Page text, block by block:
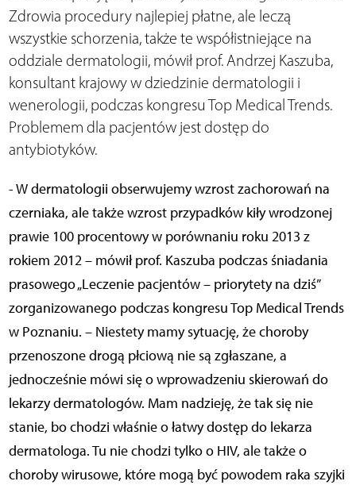
Zdrowia procedury najlepiej płatne, ale leczą
wszystkie schorzenia, także te współistniejące na
oddziale dermatologii, mówił prof. Andrzej Kaszuba,
konsultant krajowy w dziedzinie dermatologii i
wenerologii, podczas kongresu Top Medical Trends.
Problemem dla pacjentów jest dostęp do
antybiotyków.
- W dermatologii obserwujemy wzrost zachorowań na
czerniaka, ale także wzrost przypadków kiły wrodzonej
prawie 100 procentowy w porównaniu roku 2013 z
rokiem 2012 – mówił prof. Kaszuba podczas śniadania
prasowego „Leczenie pacjentów – priorytety na dziś”
zorganizowanego podczas kongresu Top Medical Trends
w Poznaniu. – Niestety mamy sytuację, że choroby
przenoszone drogą płciową nie są zgłaszane, a
jednocześnie mówi się o wprowadzeniu skierowań do
lekarzy dermatologów. Mam nadzieję, że tak się nie
stanie, bo chodzi właśnie o łatwy dostęp do lekarza
dermatologa. Tu nie chodzi tylko o HIV, ale także o
choroby wirusowe, które mogą być powodem raka szyjki